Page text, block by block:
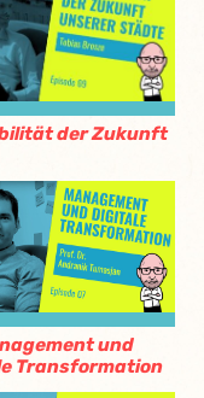
der Zukunft
und
Transformation